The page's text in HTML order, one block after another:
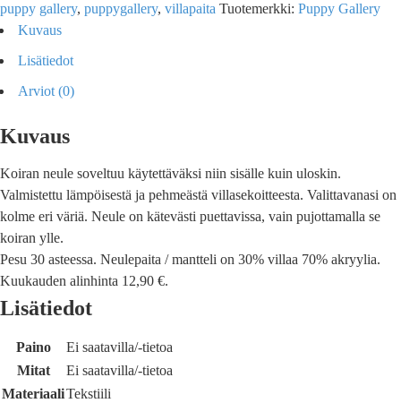
puppy gallery, puppygallery, villapaita Tuotemerkki: Puppy Gallery
Kuvaus
Lisätiedot
Arviot (0)
Kuvaus
Koiran neule soveltuu käytettäväksi niin sisälle kuin uloskin.
Valmistettu lämpöisestä ja pehmeästä villasekoitteesta. Valittavanasi on
kolme eri väriä. Neule on kätevästi puettavissa, vain pujottamalla se
koiran ylle.
Pesu 30 asteessa. Neulepaita / mantteli on 30% villaa 70% akryylia.
Kuukauden alinhinta 12,90 €.
Lisätiedot
Paino
Ei saatavilla/-tietoa
Mitat
Ei saatavilla/-tietoa
MateriaaliTekstiili